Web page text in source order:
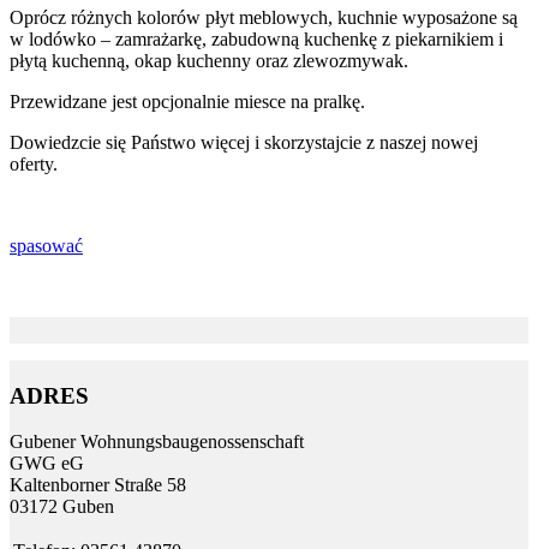
Oprócz różnych kolorów płyt meblowych, kuchnie wyposażone są
w lodówko – zamrażarkę, zabudowną kuchenkę z piekarnikiem i
płytą kuchenną, okap kuchenny oraz zlewozmywak.
Przewidzane jest opcjonalnie miesce na pralkę.
Dowiedzcie się Państwo więcej i skorzystajcie z naszej nowej
oferty.
spasować
ADRES
Gubener Wohnungs­bau­genossen­schaft
GWG eG
Kalten­borner Straße 58
03172 Guben